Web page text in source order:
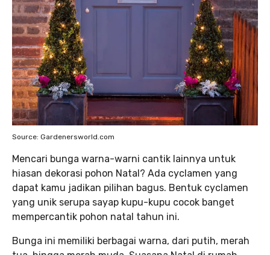
Source: Gardenersworld.com
Mencari bunga warna-warni cantik lainnya untuk
hiasan dekorasi pohon Natal? Ada cyclamen yang
dapat kamu jadikan pilihan bagus. Bentuk cyclamen
yang unik serupa sayap kupu-kupu cocok banget
mempercantik pohon natal tahun ini.
Bunga ini memiliki berbagai warna, dari putih, merah